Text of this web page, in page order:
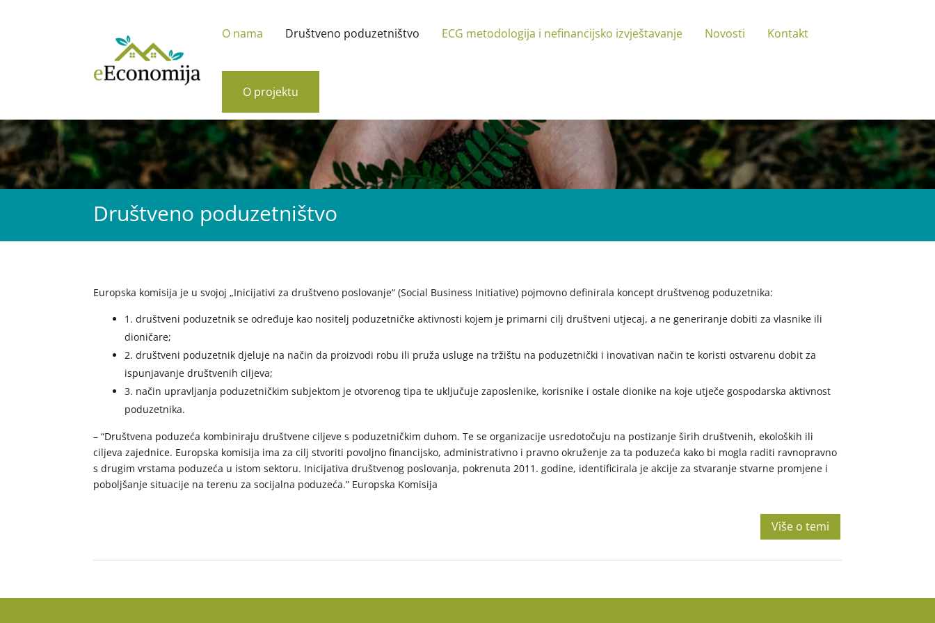
O nama Društveno poduzetništvo ECG metodologija i nefinancijsko izvještavanje Novosti Kontakt
O projektu
Društveno poduzetništvo
Europska komisija je u svojoj „Inicijativi za društveno poslovanje“ (Social Business Initiative) pojmovno definirala koncept društvenog poduzetnika:
1. društveni poduzetnik se određuje kao nositelj poduzetničke aktivnosti kojem je primarni cilj društveni utjecaj, a ne generiranje dobiti za vlasnike ili
dioničare;
2. društveni poduzetnik djeluje na način da proizvodi robu ili pruža usluge na tržištu na poduzetnički i inovativan način te koristi ostvarenu dobit za
ispunjavanje društvenih ciljeva;
3. način upravljanja poduzetničkim subjektom je otvorenog tipa te uključuje zaposlenike, korisnike i ostale dionike na koje utječe gospodarska aktivnost
poduzetnika.
– “Društvena poduzeća kombiniraju društvene ciljeve s poduzetničkim duhom. Te se organizacije usredotočuju na postizanje širih društvenih, ekoloških ili
ciljeva zajednice. Europska komisija ima za cilj stvoriti povoljno financijsko, administrativno i pravno okruženje za ta poduzeća kako bi mogla raditi ravnopravno
s drugim vrstama poduzeća u istom sektoru. Inicijativa društvenog poslovanja, pokrenuta 2011. godine, identificirala je akcije za stvaranje stvarne promjene i
poboljšanje situacije na terenu za socijalna poduzeća.” Europska Komisija
Više o temi